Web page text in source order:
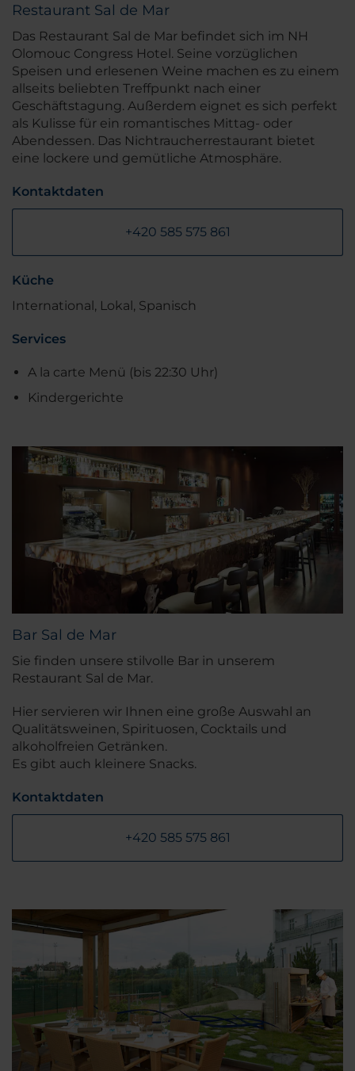
Restaurant Sal de Mar
Das Restaurant Sal de Mar befindet sich im NH
Olomouc Congress Hotel. Seine vorzüglichen
Speisen und erlesenen Weine machen es zu einem
allseits beliebten Treffpunkt nach einer
Geschäftstagung. Außerdem eignet es sich perfekt
als Kulisse für ein romantisches Mittag- oder
Abendessen. Das Nichtraucherrestaurant bietet
eine lockere und gemütliche Atmosphäre.
Kontaktdaten
+420 585 575 861
Küche
International, Lokal, Spanisch
Services
A la carte Menü (bis 22:30 Uhr)
Kindergerichte
Bar Sal de Mar
Sie finden unsere stilvolle Bar in unserem
Restaurant Sal de Mar.
Hier servieren wir Ihnen eine große Auswahl an
Qualitätsweinen, Spirituosen, Cocktails und
alkoholfreien Getränken.
Es gibt auch kleinere Snacks.
Kontaktdaten
+420 585 575 861